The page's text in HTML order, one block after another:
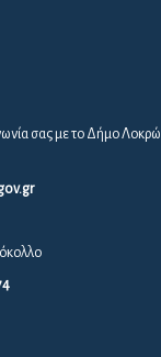
σας με το Δήμο